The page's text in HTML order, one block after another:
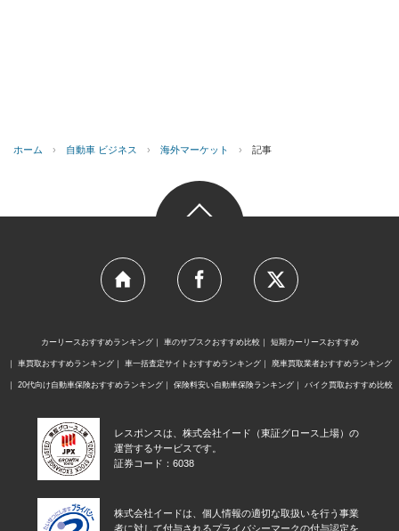
ホーム › 自動車 ビジネス › 海外マーケット › 記事
カーリースおすすめランキング 車のサブスクおすすめ比較 短期カーリースおすすめ
車買取おすすめランキング 車一括査定サイトおすすめランキング 廃車買取業者おすすめランキング
20代向け自動車保険おすすめランキング 保険料安い自動車保険ランキング バイク買取おすすめ比較
レスポンスは、株式会社イード（東証グロース上場）の
運営するサービスです。
証券コード：6038
株式会社イードは、個人情報の適切な取扱いを行う事業
者に対して付与されるプライバシーマークの付与認定を